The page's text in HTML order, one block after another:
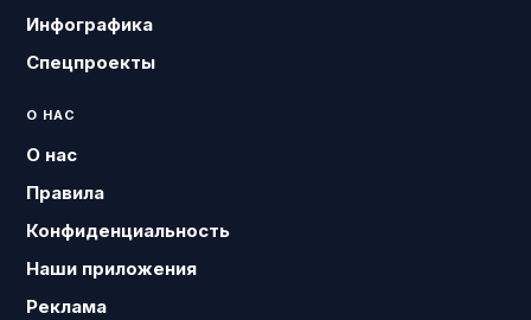
Инфографика
Спецпроекты
О НАС
О нас
Правила
Конфиденциальность
Наши приложения
Реклама